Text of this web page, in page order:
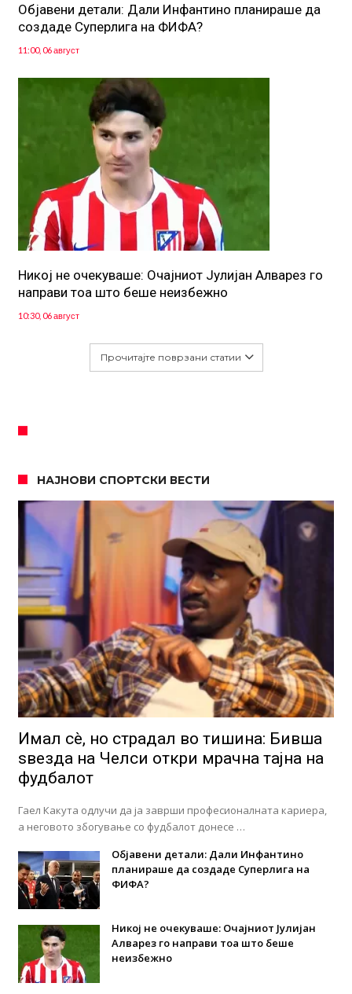
Објавени детали: Дали Инфантино планираше да
создаде Суперлига на ФИФА?
11:00, 06 август
Никој не очекуваше: Очајниот Јулијан Алварез го
направи тоа што беше неизбежно
10:30, 06 август
Прочитајте поврзани статии
НАЈНОВИ СПОРТСКИ ВЕСТИ
Имал сè, но страдал во тишина: Бивша
ѕвезда на Челси откри мрачна тајна на
фудбалот
Гаел Какута одлучи да ја заврши професионалната кариера,
а неговото збогување со фудбалот донесе …
Објавени детали: Дали Инфантино
планираше да создаде Суперлига на
ФИФА?
Никој не очекуваше: Очајниот Јулијан
Алварез го направи тоа што беше
неизбежно